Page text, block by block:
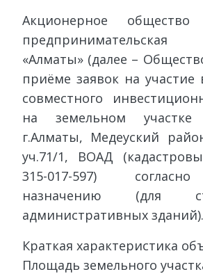
Акционерное общество
предпринимательская
«Алматы» (далее –
приёме заявок на участие
совместного
на земельном
г.Алматы, Медеуский
уч.71/1, ВОАД
315-017-597)
назначению (для
административных зданий).
Краткая характеристика
Площадь земельного